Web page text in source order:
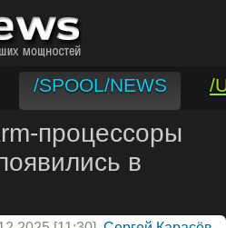
/SPOOL/NEWS
/
процессоры
в